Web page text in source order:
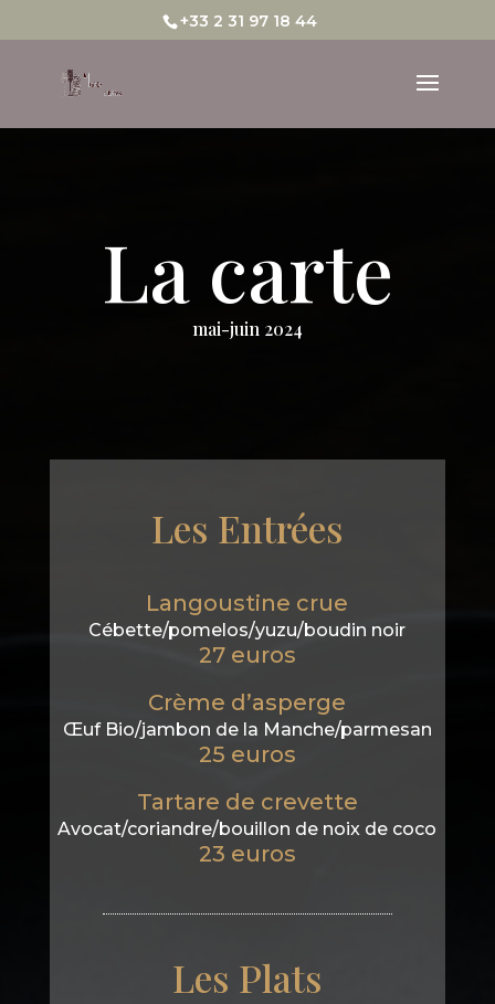
+33 2 31 97 18 44
La carte
mai-juin 2024
Les Entrées
Langoustine crue
Cébette/pomelos/yuzu/boudin noir
27 euros
Crème d’asperge
Œuf Bio/jambon de la Manche/parmesan
25 euros
Tartare de crevette
Avocat/coriandre/bouillon de noix de coco
23 euros
Les Plats